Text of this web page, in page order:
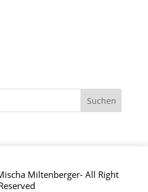
Miltenberger- All Right